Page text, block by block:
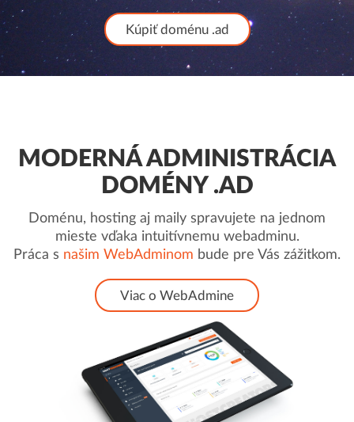
Kúpiť doménu .ad
MODERNÁ ADMINISTRÁCIA
DOMÉNY .AD
Doménu, hosting aj maily spravujete na jednom
mieste vďaka intuitívnemu webadminu.
Práca s našim WebAdminom bude pre Vás zážitkom.
Viac o WebAdmine